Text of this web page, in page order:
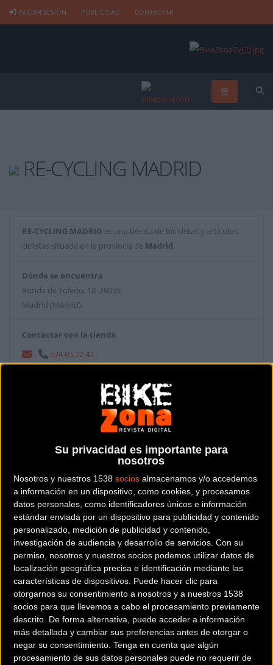
Su privacidad es importante para
nosotros
Nosotros y nuestros 1538 socios almacenamos y/o accedemos
a información en un dispositivo, como cookies, y procesamos
datos personales, como identificadores únicos e información
estándar enviada por un dispositivo para publicidad y contenido
personalizado, medición de publicidad y contenido,
investigación de audiencia y desarrollo de servicios. Con su
permiso, nosotros y nuestros socios podemos utilizar datos de
localización geográfica precisa e identificación mediante las
características de dispositivos. Puede hacer clic para
otorgarnos su consentimiento a nosotros y a nuestros 1538
socios para que llevemos a cabo el procesamiento previamente
descrito. De forma alternativa, puede acceder a información
más detallada y cambiar sus preferencias antes de otorgar o
negar su consentimiento. Tenga en cuenta que algún
procesamiento de sus datos personales puede no requerir de
INICIAR SESIÓN PUBLICIDAD CONTACTAR
RE-CYCLING MADRID
RE-CYCLING MADRID es una tienda de bicicletas y artículos
ciclistas situada en la provincia de Madrid.
Dónde se encuentra
Ronda de Toledo, 18 28005
Madrid (Madrid).
Contactar con la tienda
674 05 22 42
Web y RRSS de la tienda
Terms of use © 1987–2026 HERE
200 km
¿Eres el propietario de esta tienda? Descubre cómo hacerte tienda
Premium para llegar a más clientes.